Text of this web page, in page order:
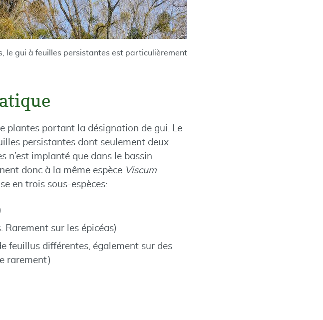
le gui à feuilles persistantes est particulièrement
plantes portant la désignation de gui. Le
persistantes dont seulement deux
n’est implanté que dans le bassin
donc à la même espèce Viscum
en trois sous-espèces:
sur les épicéas)
feuillus différentes, également sur des
rarement)